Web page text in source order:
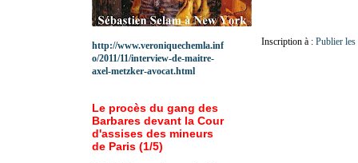
Inscription à : Publier
http://www.veroniquechemla.inf
o/2011/11/interview-de-maitre-
axel-metzker-avocat.html
Le procès du gang des
Barbares devant la Cour
d'assises des mineurs
de Paris (1/5)